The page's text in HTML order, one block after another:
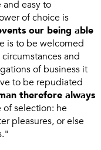
and easy to
of choice is
our being able
is to be welcomed
and
of business it
to be repudiated
therefore always
selection: he
pleasures, or else